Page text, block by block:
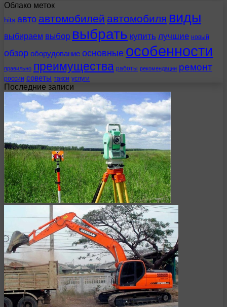
Облако меток
hits авто автомобилей автомобиля виды
выбираем выбор выбрать купить лучшие новый
обзор оборудование основные особенности
правильно преимущества работы рекомендации ремонт
россии советы такси услуги
Последние записи